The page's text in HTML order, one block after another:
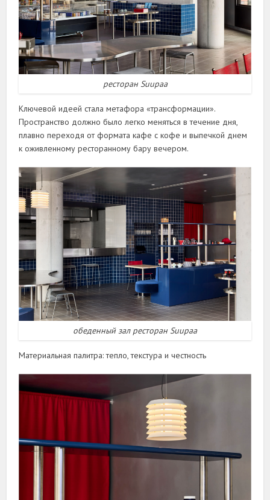
ресторан Suupaa
Ключевой идеей стала метафора «трансформации».
Пространство должно было легко меняться в течение дня,
плавно переходя от формата кафе с кофе и выпечкой днем
к оживленному ресторанному бару вечером.
обеденный зал ресторан Suupaa
Материальная палитра: тепло, текстура и честность